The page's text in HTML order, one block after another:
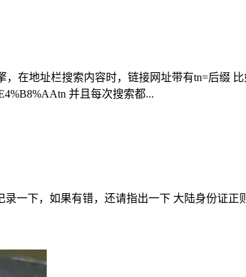
地址栏搜索内容时，链接网址带有tn=后缀 比
并且每次搜索都...
下，如果有错，还请指出一下 大陆身份证正